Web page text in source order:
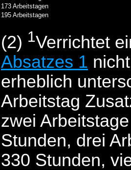
173 Arbeitstagen
195 Arbeitstagen
(2) 1Verrichtet
Absatzes 1
erheblich
Arbeitstag
zwei
Stunden, drei
330 Stunden,